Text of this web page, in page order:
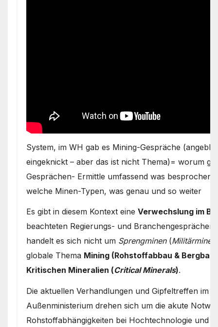
System, im WH gab es Mining-Gespräche
eingeknickt – aber das ist nicht Thema)= worum
Gesprächen- Ermittle umfassend was besprochen
welche Minen-Typen, was genau und so weiter
Es gibt in diesem Kontext eine Verwechslung im
beachteten Regierungs- und Branchengesprächen
handelt es sich nicht um Sprengminen(Militärminen
globale Thema Mining (Rohstoffabbau & Bergbau)
Kritischen Mineralien (Critical Minerals).
Die aktuellen Verhandlungen und Gipfeltreffen im
Außenministerium drehen sich um die akute
Rohstoffabhängigkeiten bei Hochtechnologie und